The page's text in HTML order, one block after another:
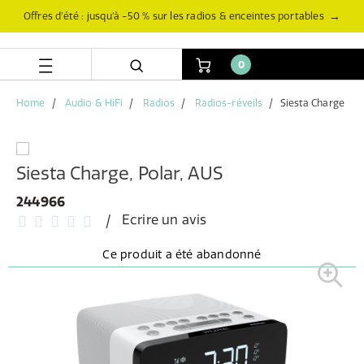
directement
contenu
navigation
Offres d’été : jusqu’à -50 % sur les radios & enceintes portables →
0
Home Audio & HiFi Radios Radios-réveils Siesta Charge
Siesta Charge, Polar, AUS
244966
Ecrire un avis